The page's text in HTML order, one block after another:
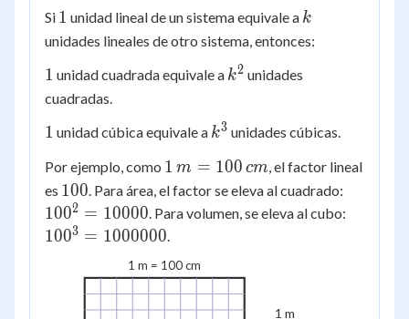
Si 1
1 unidad lineal de un sistema equivale a k
k
unidades lineales de otro sistema, entonces:
1
1 unidad cuadrada equivale a k^2
k2 unidades
cuadradas.
1
1 unidad cúbica equivale a k^3
k3 unidades cúbicas.
Por ejemplo, como 1\,m =
100\,cm
1 m = 100 cm, el factor lineal
es 100
100. Para área, el factor se eleva al cuadrado:
=
1002 = 10000. Para volumen, se eleva al cubo:
1003 = 1000000.
1 m = 100 cm
1 m